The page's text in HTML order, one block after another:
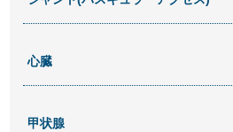
心臓
甲状腺